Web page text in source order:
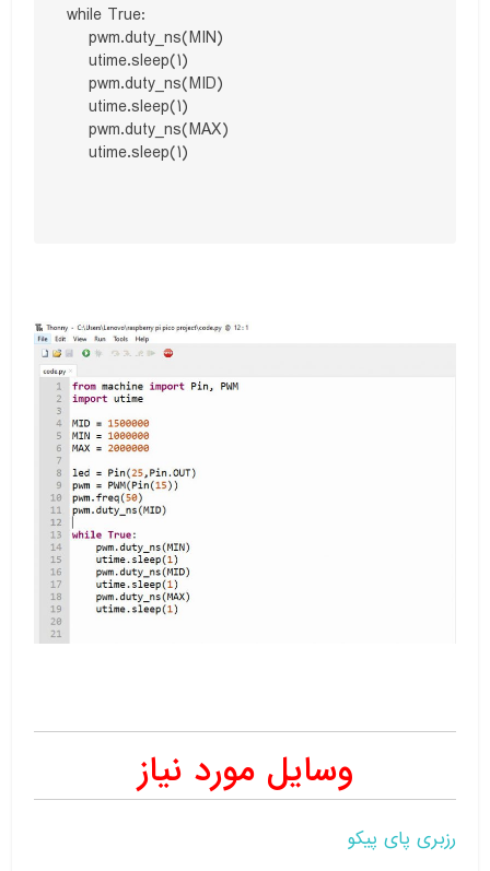
while True:
    pwm.duty_ns(MIN)
    utime.sleep(1)
    pwm.duty_ns(MID)
    utime.sleep(1)
    pwm.duty_ns(MAX)
    utime.sleep(1)
وسایل مورد نیاز
رزبری پای پیکو